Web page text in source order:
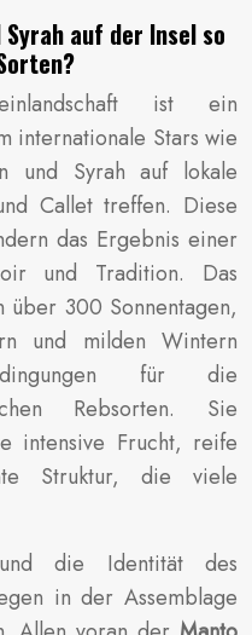
auf der Insel so
ist ein
internationale Stars wie
und Syrah auf lokale
Callet treffen. Diese
das Ergebnis einer
und Tradition. Das
über 300 Sonnentagen,
und milden Wintern
für die
Rebsorten. Sie
intensive Frucht, reife
Struktur, die viele
die Identität des
in der Assemblage